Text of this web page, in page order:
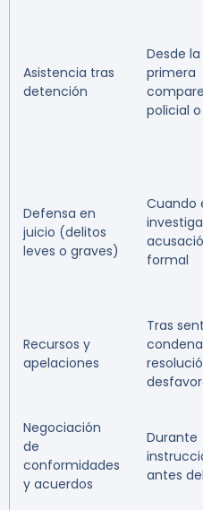
Asistencia tras
detención
Desde la
primera
policial
Defensa en
juicio (delitos
leves o graves)
Cuando
formal
Recursos y
apelaciones
Tras
Negociación
de
conformidades
y acuerdos
Durante
antes